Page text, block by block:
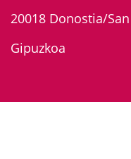
20018 Donostia/
Gipuzkoa